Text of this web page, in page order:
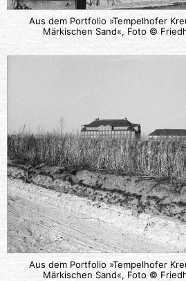
Aus dem Portfolio »Tempelhofer
Märkischen Sand«, Foto ©
Aus dem Portfolio »Tempelhofer
Märkischen Sand«, Foto ©